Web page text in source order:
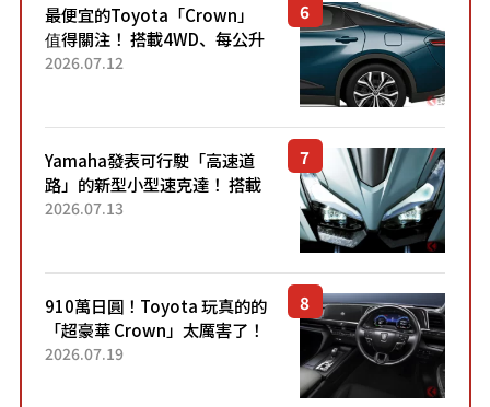
最便宜的Toyota「Crown」
值得關注！ 搭載4WD、每公升
22.4公里低油耗表現超亮眼！
2026.07.12
Yamaha發表可行駛「高速道
路」的新型小型速克達！ 搭載
能享受超強勁「渦輪感」的動
2026.07.13
910萬日圓！Toyota 玩真的的
「超豪華 Crown」太厲害了！
採用由「匠人技藝」打造的
2026.07.19